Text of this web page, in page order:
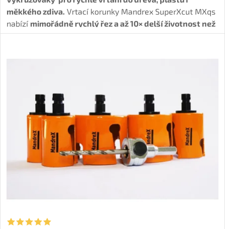
ů
ů
měkkého zdiva. Vrtací korunky Mandrex SuperXcut MXqs
nabízí mimořádně rychlý řez a až 10× delší životnost než
Bi-Metal děrovky.